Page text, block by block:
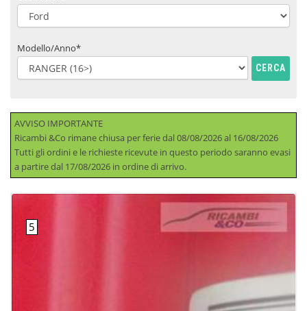
Modello/Anno*
CERCA
AVVISO IMPORTANTE
Ricambi &Co rimane chiusa per ferie dal 08/08/2026 al 16/08/2026
Tutti gli ordini e le richieste ricevute in questo periodo saranno evasi
a partire dal 17/08/2026 in ordine di arrivo.